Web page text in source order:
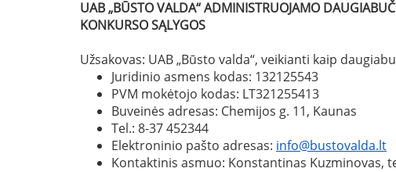
UAB „BŪSTO VALDA“ ADMINISTRUOJAMO
KONKURSO SĄLYGOS
Užsakovas: UAB „Būsto valda“, veikianti kaip
Juridinio asmens kodas: 132125543
PVM mokėtojo kodas: LT321255413
Buveinės adresas: Chemijos g. 11, Kaunas
Tel.: 8-37 452344
Elektroninio pašto adresas: info@bustovalda.lt
Kontaktinis asmuo: Konstantinas Kuzminovas,